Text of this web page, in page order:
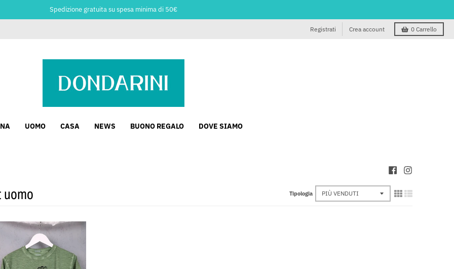
Spedizione gratuita su spesa minima di 50€
Registrati Crea account 0 Carrello
UOMO CASA NEWS BUONO REGALO DOVE SIAMO
Tipologia